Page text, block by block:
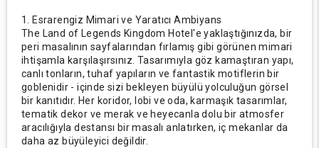
1. Esrarengiz Mimari ve Yaratıcı Ambiyans
The Land of Legends Kingdom Hotel'e yaklaştığınızda, bir
peri masalının sayfalarından fırlamış gibi görünen mimari
ihtişamla karşılaşırsınız. Tasarımıyla göz kamaştıran yapı,
canlı tonların, tuhaf yapıların ve fantastik motiflerin bir
goblenidir - içinde sizi bekleyen büyülü yolculuğun görsel
bir kanıtıdır. Her koridor, lobi ve oda, karmaşık tasarımlar,
tematik dekor ve merak ve heyecanla dolu bir atmosfer
aracılığıyla destansı bir masalı anlatırken, iç mekanlar da
daha az büyüleyici değildir.